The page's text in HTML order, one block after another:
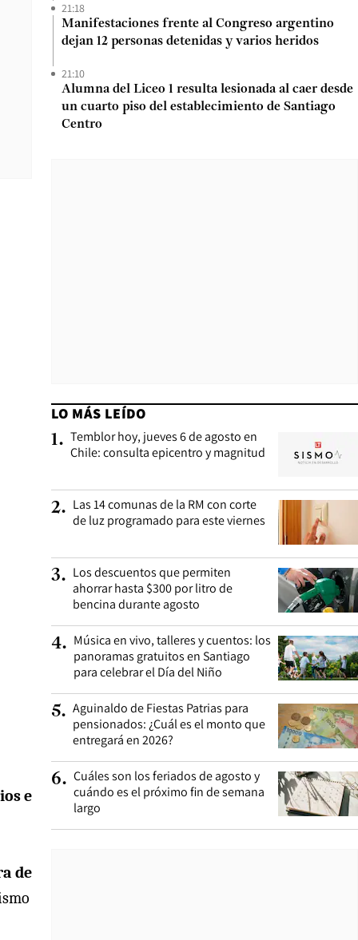
e
de
21:18
Manifestaciones frente al Congreso argentino
dejan 12 personas detenidas y varios heridos
21:10
Alumna del Liceo 1 resulta lesionada al caer desde
un cuarto piso del establecimiento de Santiago
Centro
LO MÁS LEÍDO
1. Temblor hoy, jueves 6 de agosto en
Chile: consulta epicentro y magnitud
2. Las 14 comunas de la RM con corte
de luz programado para este viernes
3. Los descuentos que permiten
ahorrar hasta $300 por litro de
bencina durante agosto
4. Música en vivo, talleres y cuentos: los
panoramas gratuitos en Santiago
para celebrar el Día del Niño
5. Aguinaldo de Fiestas Patrias para
pensionados: ¿Cuál es el monto que
entregará en 2026?
6. Cuáles son los feriados de agosto y
cuándo es el próximo fin de semana
largo